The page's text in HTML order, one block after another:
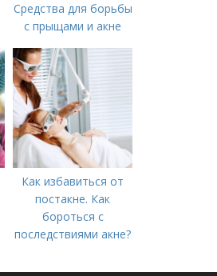
Средства для борьбы
с прыщами и акне
Как избавиться от
постакне. Как
бороться с
последствиями акне?